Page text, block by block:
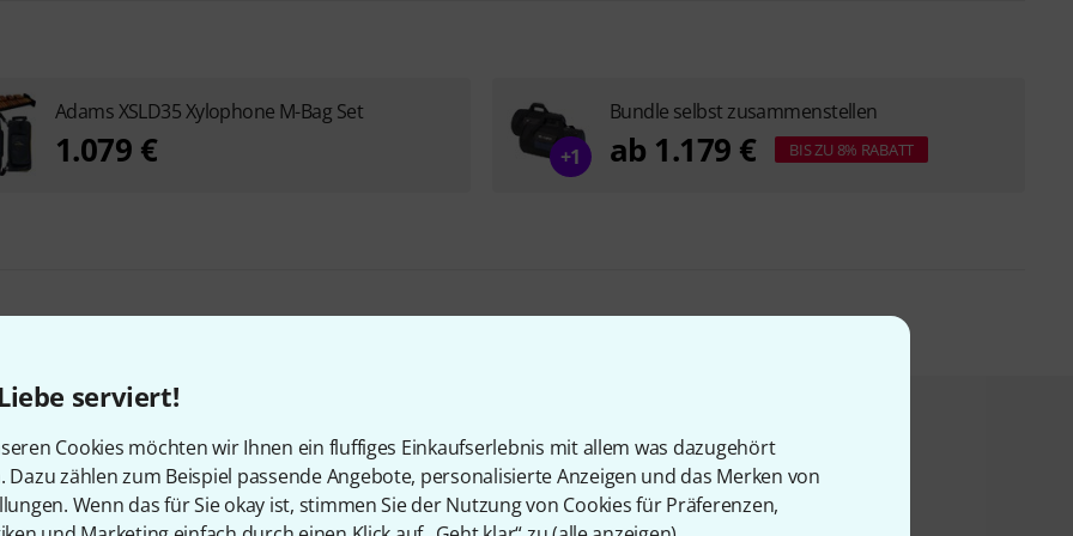
serviert!
Cookies möchten wir Ihnen ein fluffiges Einkaufserlebnis mit allem was dazugehört
Dazu zählen zum Beispiel passende Angebote, personalisierte Anzeigen und das Merken von
Wenn das für Sie okay ist, stimmen Sie der Nutzung von Cookies für Präferenzen,
Adams XSLD35 Xylophone M-Bag Set
1.079 € +1
Bundle selbst zusammenstellen
ab 1.179 € BIS ZU 8% RABATT
die sich dieses Produkt angesehen haben